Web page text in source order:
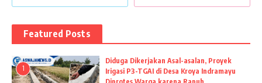
Featured Posts
1
Diduga Dikerjakan Asal-asalan, Proyek
Irigasi P3-TGAI di Desa Kroya Indramayu